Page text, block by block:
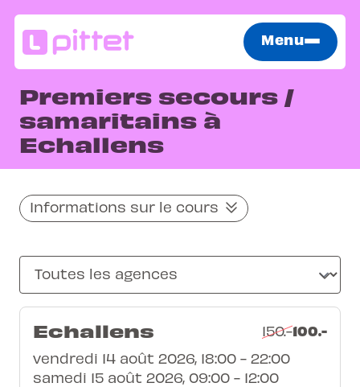
Menu
Premiers secours /
samaritains à
Echallens
Informations sur le cours
Echallens 150.-100.-
vendredi 14 août 2026, 18:00 - 22:00
samedi 15 août 2026, 09:00 - 12:00